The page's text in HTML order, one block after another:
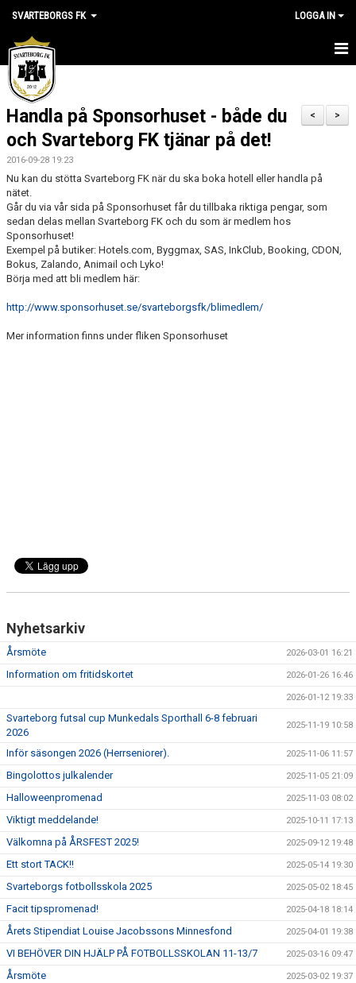
SVARTEBORGS FK LOGGA IN
HEM
NYHETER
OM KLUBBEN
KALENDER
VÅRA LAG
KLUBBSHOP
MEDLEM
>
<
Handla på Sponsorhuset - både du
och Svarteborg FK tjänar på det!
2016-09-28 19:23
Nu kan du stötta Svarteborg FK när du ska boka hotell eller handla på
nätet.
Går du via vår sida på Sponsorhuset får du tillbaka riktiga pengar, som
sedan delas mellan Svarteborg FK och du som är medlem hos
Sponsorhuset!
Exempel på butiker: Hotels.com, Byggmax, SAS, InkClub, Booking, CDON,
Bokus, Zalando, Animail och Lyko!
Börja med att bli medlem här:
http://www.sponsorhuset.se/svarteborgsfk/blimedlem/
Mer information finns under fliken Sponsorhuset
Nyhetsarkiv
Årsmöte 2026-03-01 16:21
Information om fritidskortet 2026-01-26 16:46
2026-01-12 19:33
Svarteborg futsal cup Munkedals Sporthall 6-8 februari
2026
2025-11-19 10:58
Inför säsongen 2026 (Herrseniorer). 2025-11-06 11:57
Bingolottos julkalender 2025-11-05 21:09
Halloweenpromenad 2025-11-03 08:02
Viktigt meddelande! 2025-10-11 17:13
Välkomna på ÅRSFEST 2025! 2025-09-12 19:48
Ett stort TACK!! 2025-05-14 19:30
Svarteborgs fotbollsskola 2025 2025-05-02 18:45
Facit tipspromenad! 2025-04-18 18:14
Årets Stipendiat Louise Jacobssons Minnesfond 2025-04-01 19:38
VI BEHÖVER DIN HJÄLP PÅ FOTBOLLSSKOLAN 11-13/7 2025-03-16 09:47
Årsmöte 2025-03-02 19:37